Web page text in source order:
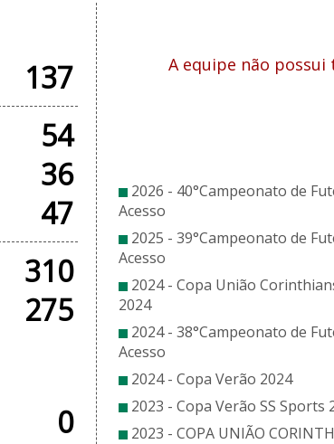
137
54
36
47
310
275
0
A equipe não
2026 - 40°Campeonato de
Acesso
2025 - 39°Campeonato de
Acesso
2024 - Copa União
2024
2024 - 38°Campeonato de
Acesso
2024 - Copa Verão 2024
2023 - Copa Verão SS Sports
2023 - COPA UNIÃO